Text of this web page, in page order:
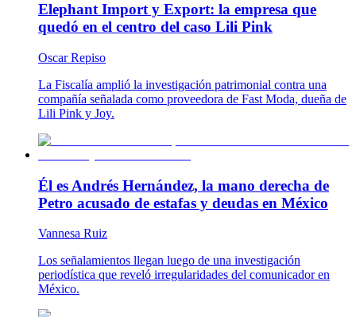
Elephant Import y Export: la empresa que
quedó en el centro del caso Lili Pink
Oscar Repiso
La Fiscalía amplió la investigación patrimonial contra una
compañía señalada como proveedora de Fast Moda, dueña de
Lili Pink y Joy.
Él es Andrés Hernández, la mano derecha de
Petro acusado de estafas y deudas en México
Vannesa Ruiz
Los señalamientos llegan luego de una investigación
periodística que reveló irregularidades del comunicador en
México.